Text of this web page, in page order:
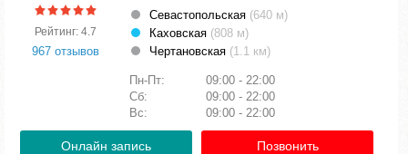
Рейтинг: 4.7
967 отзывов
Севастопольская (640 м)
Каховская (808 м)
Чертановская (1.1 км)
Пн-Пт:
09:00 - 22:00
Сб:
09:00 - 22:00
Вс:
09:00 - 22:00
Онлайн запись Позвонить